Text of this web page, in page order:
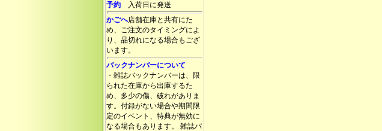
予約 入荷日に発送
かごへ店舗在庫と共有にた
め、ご注文のタイミングによ
り、品切れになる場合もござ
います。
バックナンバーについて
・雑誌バックナンバーは、限
られた在庫から出庫するた
め、多少の傷、破れがありま
す。付録がない場合や期間限
定のイベント、特典が無効に
なる場合もあります。 雑誌バ